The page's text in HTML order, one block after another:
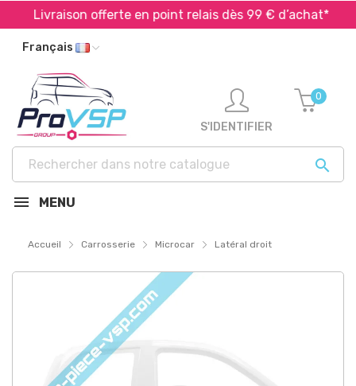
Livraison offerte en point relais dès 99 € d’achat*
Français

S'IDENTIFIER
0
MENU
Accueil Carrosserie Microcar Latéral droit